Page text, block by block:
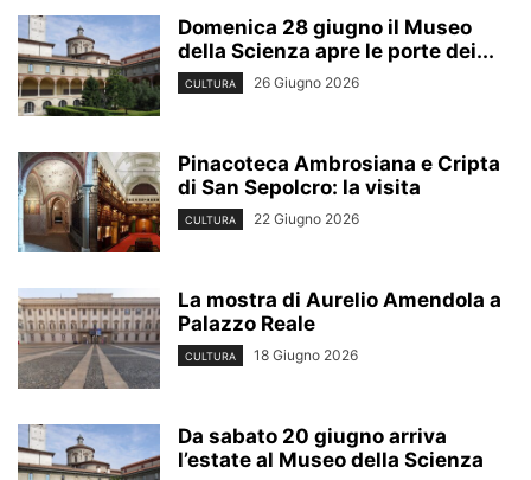
Domenica 28 giugno il Museo
della Scienza apre le porte dei...
CULTURA 26 Giugno 2026
Pinacoteca Ambrosiana e Cripta
di San Sepolcro: la visita
CULTURA 22 Giugno 2026
La mostra di Aurelio Amendola a
Palazzo Reale
CULTURA 18 Giugno 2026
Da sabato 20 giugno arriva
l’estate al Museo della Scienza